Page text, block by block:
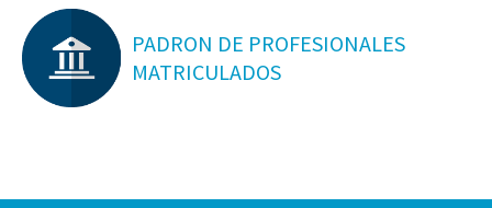
PADRON DE PROFESIONALES
MATRICULADOS